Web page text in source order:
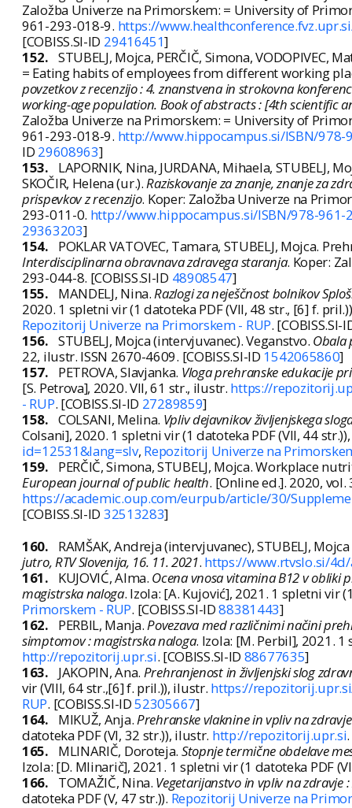
Založba Univerze na Primorskem: = University of
961-293-018-9. https://
[COBISS.SI-ID 29416451]
152. STUBELJ, Mojca, PERČIČ, Simona,
= Eating habits of employees from different working
povzetkov z recenzijo : 4. znanstvena in strokovna
working-age population. Book of abstracts : [4th scientific
Založba Univerze na Primorskem: = University of
961-293-018-9. http://www.hippocampus.si/ISBN/
ID 29608963]
153.
LAPORNIK, Nina, JURDANA, Mihaela, STUBELJ,
SKOČIR, Helena (ur.).Raziskovanje za znanje, znanje za
prispevkov z recenzijo. Koper: Založba Univerze na
293-011-0. http://www.hippocampus.si/ISBN/978-961-
29363203]
154.
POKLAR VATOVEC, Tamara, STUBELJ, Mojca.
Interdisciplinarna obravnava zdravega staranja. Koper:
293-044-8. [COBISS.SI-ID 48908547]
155.
MANDELJ, Nina.Razlogi za neješčnost bolnikov
2020. 1 spletni vir (1 datoteka PDF (VII, 48 str., [6] f.
Repozitorij Univerze na Primorskem - RUP. [COBISS.SI-
156. STUBELJ, Mojca (intervjuvanec). Veganstvo. Obala
22, ilustr. ISSN 2670-4609. [COBISS.SI-ID 1542065860]
157.
PETROVA, Slavjanka. Vloga prehranske edukacije
[S. Petrova], 2020. VII, 61 str., ilustr. https://
- RUP. [COBISS.SI-ID 27289859]
158. COLSANI, Melina. Vpliv dejavnikov življenjskega
Colsani], 2020. 1 spletni vir (1 datoteka PDF (VII, 44
id=12531&lang=slv, Repozitorij Univerze na
159.
PERČIČ, Simona, STUBELJ, Mojca. Workplace
European journal of public health. [Online ed.]. 2020, vol.
https://academic.oup.com/eurpub/article/30/
[COBISS.SI-ID 32513283]
160.
RAMŠAK, Andreja (intervjuvanec), STUBELJ,
jutro, RTV Slovenija, 16. 11. 2021. https://www.rtvslo.si/
161.
KUJOVIĆ, Alma. Ocena vnosa vitamina B12 v obliki
magistrska naloga. Izola: [A. Kujović], 2021. 1 spletni vir
Primorskem - RUP. [COBISS.SI-ID88381443]
162.
PERBIL, Manja.Povezava med različnimi načini
simptomov : magistrska naloga. Izola: [M. Perbil], 2021.
http://repozitorij.upr.si. [COBISS.SI-ID 88677635]
163.
JAKOPIN, Ana. Prehranjenost in življenjski slog
vir (VIII, 64 str.,[6] f. pril.)), ilustr. https://
RUP. [COBISS.SI-ID52305667]
164.
MIKUŽ, Anja.Prehranske vlaknine in vpliv na
datoteka PDF (VI, 32 str.)), ilustr. http://repozitorij.upr.si
165.
MLINARIČ, Doroteja. Stopnje termične obdelave
Izola: [D. Mlinarič], 2021. 1 spletni vir (1 datoteka PDF
166.
TOMAŽIČ, Nina. Vegetarijanstvo in vpliv na zdravje
datoteka PDF (V, 47 str.)). Repozitorij Univerze na